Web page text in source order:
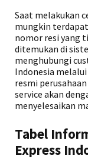
Saat melakukan
mungkin
nomor resi yang
ditemukan di
menghubungi
Indonesia
resmi
service akan
menyelesaikan
Tabel
Express